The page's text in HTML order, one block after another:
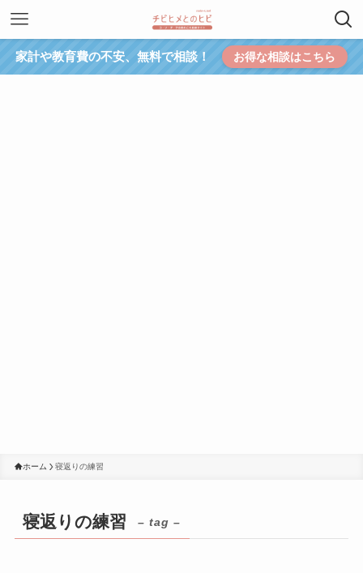
家計や教育費の不安、無料で相談！ お得な相談はこちら
ホーム 寝返りの練習
寝返りの練習 – tag –